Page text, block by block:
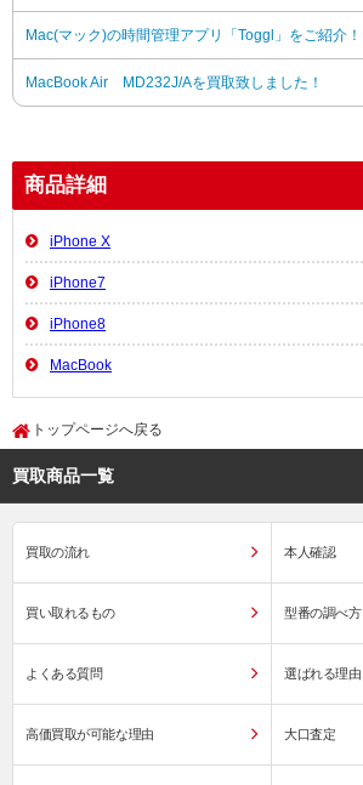
Mac(マック)の時間管理アプリ「Toggl」をご紹介！
MacBook Air MD232J/Aを買取致しました！
商品詳細
iPhone X
iPhone7
iPhone8
MacBook
トップページへ戻る
買取商品一覧
買取の流れ 本人確認
買い取れるもの 型番の調べ方
よくある質問 選ばれる理由
高価買取が可能な理由 大口査定